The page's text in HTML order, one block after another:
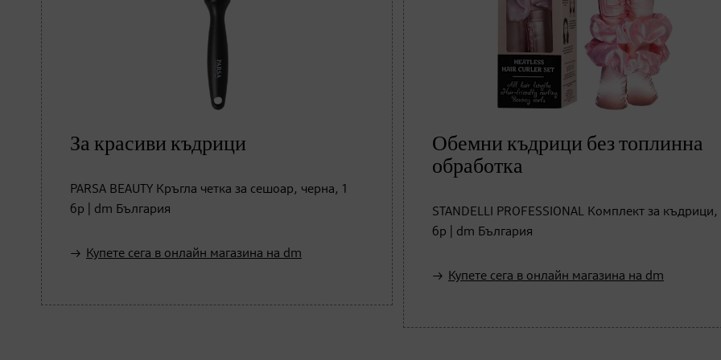
За красиви къдрици
PARSA BEAUTY Кръгла четка за сешоар, черна, 1
бр | dm България
Купете сега в онлайн магазина на dm
Обемни къдрици без топлинна
обработка
STANDELLI PROFESSIONAL Комплект за къдрици,
бр | dm България
Купете сега в онлайн магазина на dm